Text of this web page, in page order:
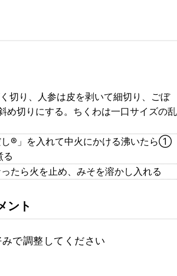
切り、人参は皮を剥いて細切り、ごぼ
め切りにする。ちくわは一口サイズの乱
®」を入れて中火にかける沸いたら①
る
たら火を止め、みそを溶かし入れる
ント
で調整してください